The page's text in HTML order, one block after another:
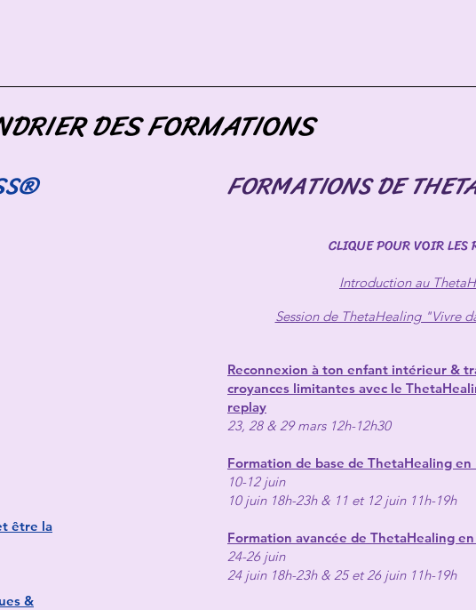
DES FORMATIONS
FORMATIONS DE
être la
&
CLIQUE POUR VOIR LES
Introduction au
Session de ThetaHealing "Vivre
Reconnexion à ton enfant intérieur &
croyances limitantes avec le
replay
23, 28 & 29 mars 12h-12h30
Formation de base de ThetaHealing en
10-12 juin
10 juin 18h-23h & 11 et 12 juin 11h-19h
Formation avancée de ThetaHealing
24-26 juin
24 juin 18h-23h & 25 et 26 juin 11h-19h